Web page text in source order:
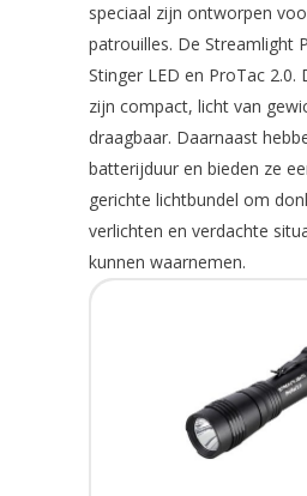
speciaal zijn ontworpen
patrouilles. De Streamlight
Stinger LED en ProTac 2.0.
zijn compact, licht van
draagbaar. Daarnaast
batterijduur en bieden ze
gerichte lichtbundel om
verlichten en verdachte
kunnen waarnemen.